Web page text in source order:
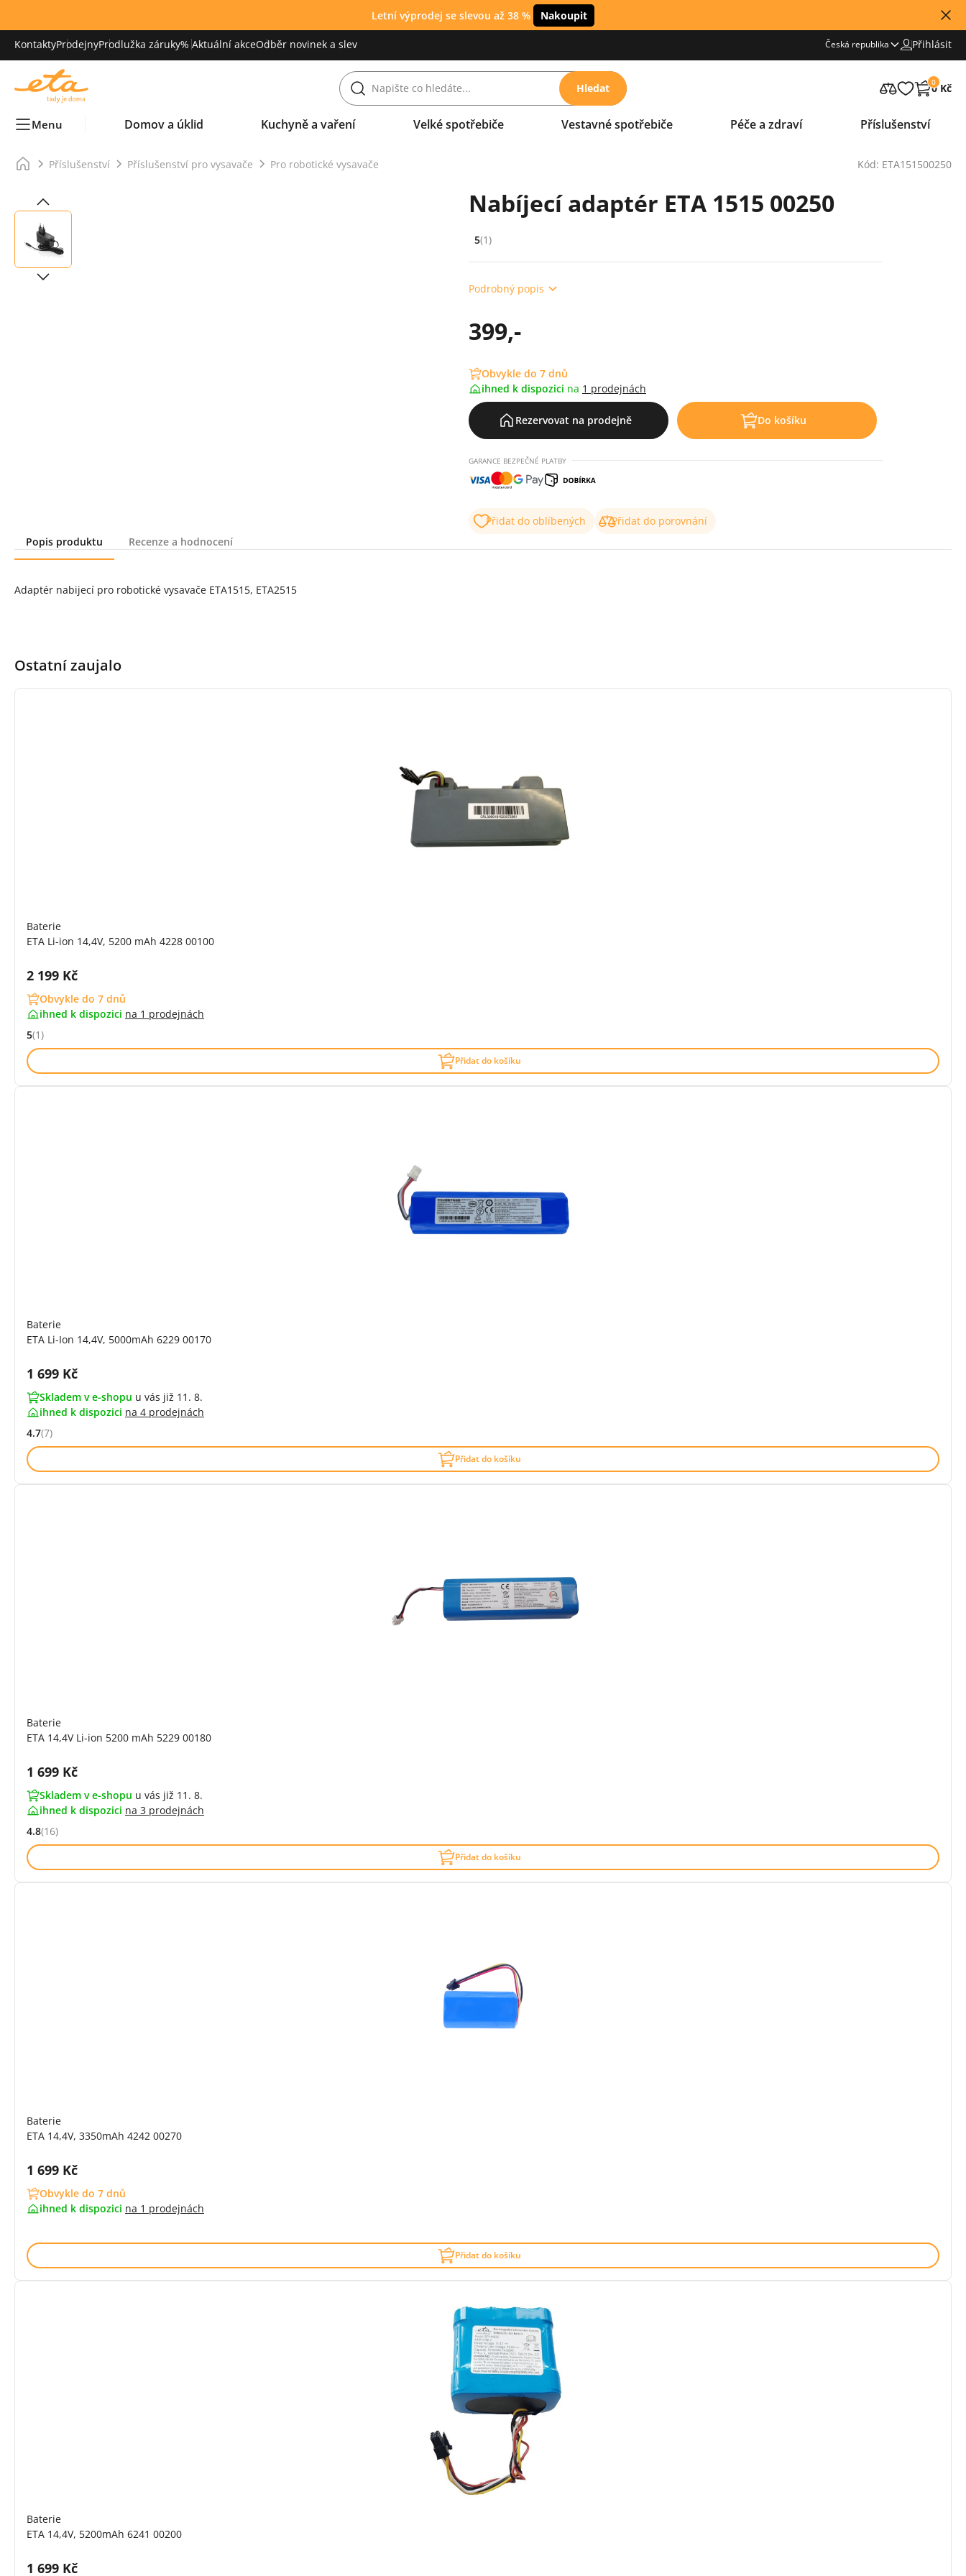
Letní výprodej se slevou až 38 % Nakoupit
KontaktyProdejnyProdlužka záruky% Aktuální akceOdběr novinek a slev Česká republika Přihlásit
Hledat 0
0 Kč
Menu Domov a úklid Kuchyně a vaření Velké spotřebiče Vestavné spotřebiče Péče a zdraví Příslušenství
Příslušenství Příslušenství pro vysavače Pro robotické vysavače Kód: ETA151500250
Nabíjecí adaptér ETA 1515 00250
Hodnocení: 5 z 5 (1 recenzí)
5(1)
Podrobný popis
399,-
Obvykle do 7 dnů
ihned k dispozici na 1 prodejnách
Rezervovat na prodejně Do košíku
GARANCE BEZPEČNÉ PLATBY
Přidat do oblíbených
Přidat do porovnání
Popis produktu
Recenze a hodnocení
Adaptér nabijecí pro robotické vysavače ETA1515, ETA2515
Ostatní zaujalo
Baterie
ETA Li-ion 14,4V, 5200 mAh 4228 00100
Cena s DPH:
2 199 Kč
Obvykle do 7 dnů
ihned k dispozici na 1 prodejnách
Hodnocení: 5 z 5 (1 recenzí)
5(1)
Přidat do košíku
Baterie
ETA Li-Ion 14,4V, 5000mAh 6229 00170
Cena s DPH:
1 699 Kč
Skladem v e-shopu u vás již 11. 8.
ihned k dispozici na 4 prodejnách
Hodnocení: 4.7 z 5 (7 recenzí)
4.7(7)
Přidat do košíku
Baterie
ETA 14,4V Li-ion 5200 mAh 5229 00180
Cena s DPH:
1 699 Kč
Skladem v e-shopu u vás již 11. 8.
ihned k dispozici na 3 prodejnách
Hodnocení: 4.8 z 5 (16 recenzí)
4.8(16)
Přidat do košíku
Baterie
ETA 14,4V, 3350mAh 4242 00270
Cena s DPH:
1 699 Kč
Obvykle do 7 dnů
ihned k dispozici na 1 prodejnách
Přidat do košíku
Baterie
ETA 14,4V, 5200mAh 6241 00200
Cena s DPH:
1 699 Kč